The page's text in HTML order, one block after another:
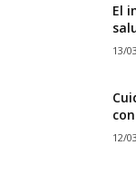
El
13/
12/